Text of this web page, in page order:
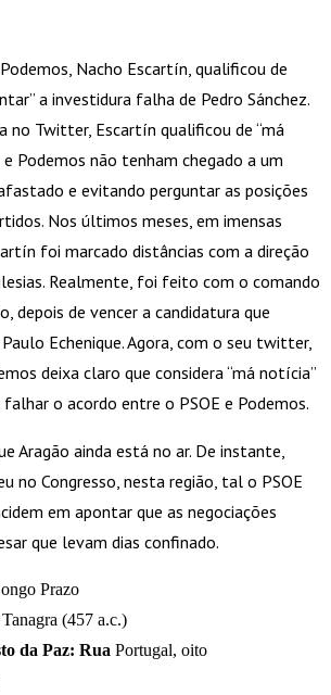
Nacho Escartín, qualificou de
a investidura falha de Pedro Sánchez.
no Twitter, Escartín qualificou de “má
Podemos não tenham chegado a um
e evitando perguntar as posições
Nos últimos meses, em imensas
foi marcado distâncias com a direção
Realmente, foi feito com o comando
depois de vencer a candidatura que
Echenique. Agora, com o seu twitter,
deixa claro que considera “má notícia”
o acordo entre o PSOE e Podemos.
Aragão ainda está no ar. De instante,
no Congresso, nesta região, tal o PSOE
em apontar que as negociações
que levam dias confinado.
Prazo
(457 a.c.)
da Paz: Rua Portugal, oito